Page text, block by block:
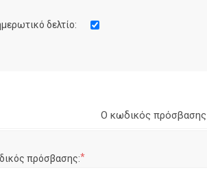
δελτίο:
Ο κωδικός πρόσβασης
πρόσβασης:*